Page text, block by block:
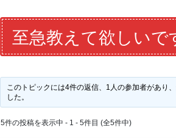
至急教えて欲しいで
このトピックには4件の返信、1人の参加者があり
した。
5件の投稿を表示中 - 1 - 5件目 (全5件中)